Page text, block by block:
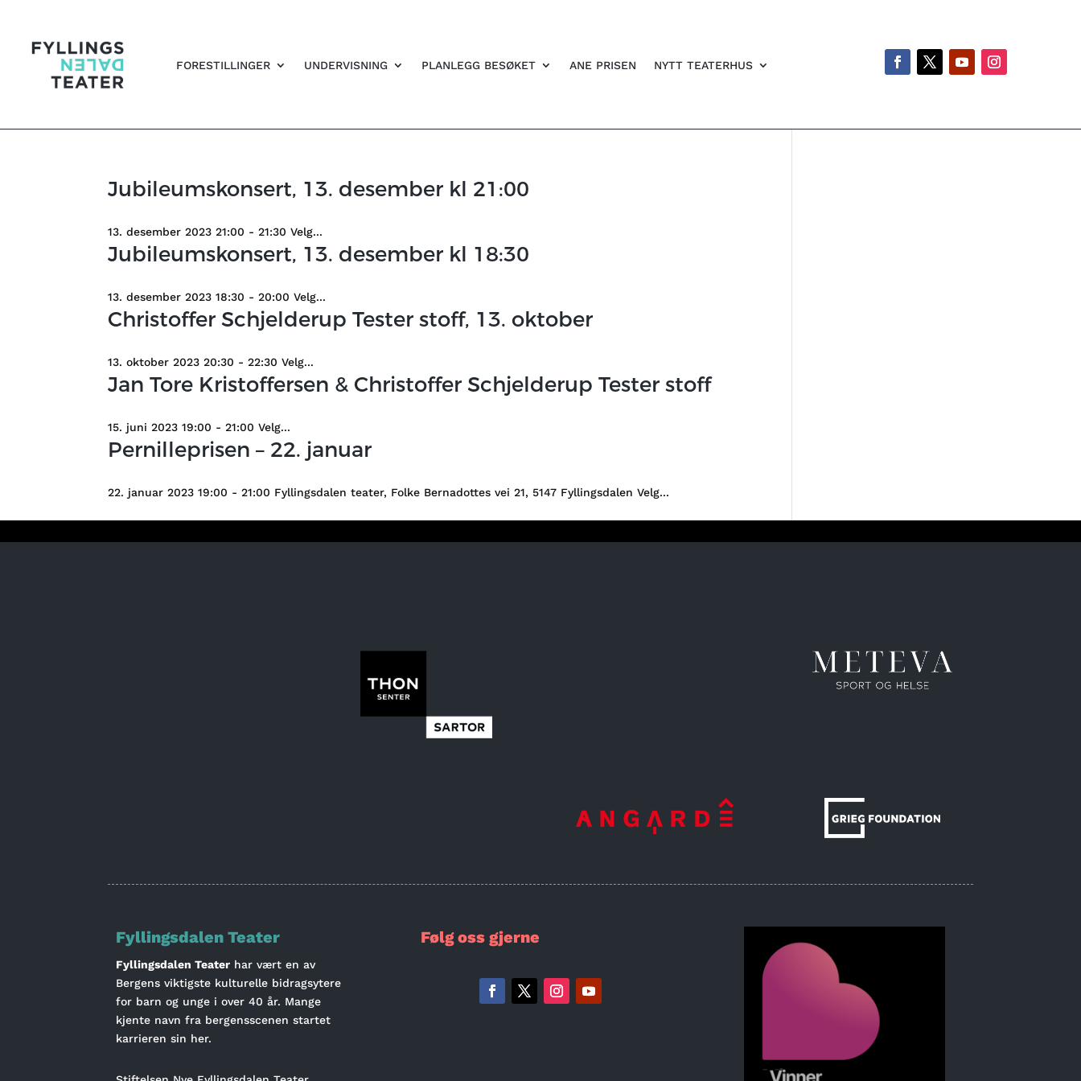
FORESTILLINGER UNDERVISNING PLANLEGG BESØKET ANE PRISEN NYTT TEATERHUS
Jubileumskonsert, 13. desember kl 21:00
13. desember 2023 21:00 - 21:30 Velg...
Jubileumskonsert, 13. desember kl 18:30
13. desember 2023 18:30 - 20:00 Velg...
Christoffer Schjelderup Tester stoff, 13. oktober
13. oktober 2023 20:30 - 22:30 Velg...
Jan Tore Kristoffersen & Christoffer Schjelderup Tester stoff
15. juni 2023 19:00 - 21:00 Velg...
Pernilleprisen – 22. januar
22. januar 2023 19:00 - 21:00 Fyllingsdalen teater, Folke Bernadottes vei 21, 5147 Fyllingsdalen Velg...
Fyllingsdalen Teater
Fyllingsdalen Teater har vært en av
Bergens viktigste kulturelle bidragsytere
for barn og unge i over 40 år. Mange
kjente navn fra bergensscenen startet
karrieren sin her.
Følg oss gjerne